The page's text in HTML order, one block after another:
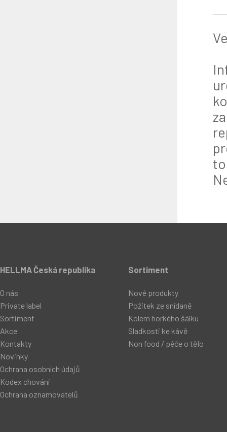
HELLMA Česká republika
O nás
Private label
Sortiment
Akce
Kontakty
Novinky
Ochrana osobních údajů
Kodex chování
Ochrana oznamovatelů
Sortiment
Nové produkty
Požitek ze snídaně
Kolem horkého šálku
Sladkosti ke kávě
Non food / péče o tělo